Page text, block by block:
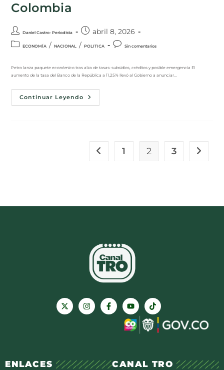
Colombia
Daniel Castro- Periodista abril 8, 2026
ECONOMÍA / NACIONAL / POLITICA Sin comentarios
Petro lanza paquete económico tras alza de tasas: subsidios, créditos y posible emergencia El
aumento de la tasa del Banco de la República a 11,25% llevó al Gobierno a anunciar…
Continuar Leyendo
1 2 3
ENLACES CANAL TRO